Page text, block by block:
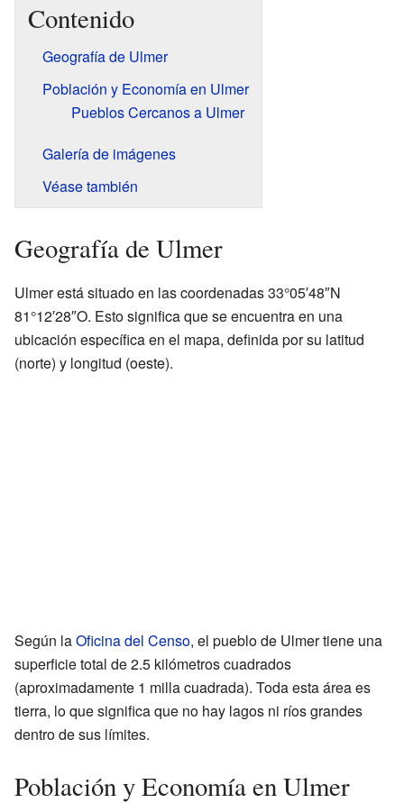
Contenido
Geografía de Ulmer
Población y Economía en Ulmer
Pueblos Cercanos a Ulmer
Galería de imágenes
Véase también
Geografía de Ulmer
Ulmer está situado en las coordenadas 33°05′48″N
81°12′28″O. Esto significa que se encuentra en una
ubicación específica en el mapa, definida por su latitud
(norte) y longitud (oeste).
Según laOficina del Censo, el pueblo de Ulmer tiene una
superficie total de 2.5 kilómetros cuadrados
(aproximadamente 1 milla cuadrada). Toda esta área es
tierra, lo que significa que no hay lagos ni ríos grandes
dentro de sus límites.
Población y Economía en Ulmer